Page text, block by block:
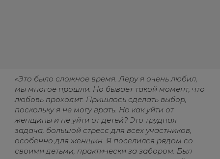
«Это было сложное время. Леру я очень любил,
мы многое прошли. Но бывает такой момент, что
любовь проходит. Пришлось сделать выбор,
поскольку я не могу врать. Но как уйти от
женщины и не уйти от детей? Это трудная
задача, большой стресс для всех участников,
особенно для женщин. Я поселился рядом со
своими детьми, практически за забором. Был